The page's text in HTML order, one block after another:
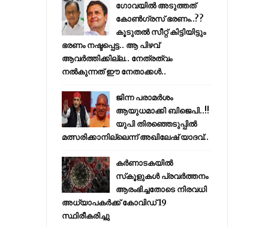
ഗോവയിൽ അടുത്തത്
കോൺഗ്രസ് ഭരണം..??
കൂടുതൽ സീറ്റ് കിട്ടിയിട്ടും
ഭരണം നഷ്ടപ്പെട്ട.. ആ പിഴവ്
ആവർത്തിക്കില്ല.. നേത്രത്വം
നൽകുന്നത് ഈ നേതാക്കൾ..
ജിന്ന പരാമര്‍ശം
ആയുധമാക്കി ബിജെപി..!!
യുപി തിരഞ്ഞെടുപ്പില്‍
മത്സരിക്കാനില്ലെന്ന് അഖിലേഷ് യാദവ്..
കര്‍ണാടകയില്‍
സ്‌കൂളുകള്‍ പ്രവര്‍ത്തനം
ആരംഭിച്ചതോടെ നിരവധി
അധ്യാപകര്‍ക്ക് കോവിഡ് 19
സ്ഥിരീകരിച്ചു